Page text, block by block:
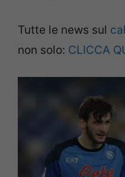
Tutte le news sul
non solo: CLICCA